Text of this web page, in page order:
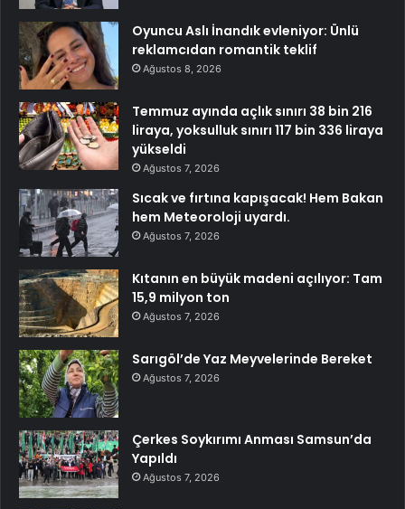
Oyuncu Aslı İnandık evleniyor: Ünlü
reklamcıdan romantik teklif
Ağustos 8, 2026
Temmuz ayında açlık sınırı 38 bin 216
liraya, yoksulluk sınırı 117 bin 336 liraya
yükseldi
Ağustos 7, 2026
Sıcak ve fırtına kapışacak! Hem Bakan
hem Meteoroloji uyardı.
Ağustos 7, 2026
Kıtanın en büyük madeni açılıyor: Tam
15,9 milyon ton
Ağustos 7, 2026
Sarıgöl’de Yaz Meyvelerinde Bereket
Ağustos 7, 2026
Çerkes Soykırımı Anması Samsun’da
Yapıldı
Ağustos 7, 2026